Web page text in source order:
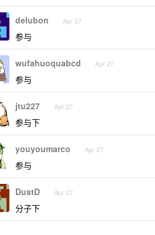
delubon Apr 27
参与
wufahuoquabcd Apr 27
参与
jtu227 Apr 27
参与下
youyoumarco Apr 27
参与
DustD Apr 27
分子下